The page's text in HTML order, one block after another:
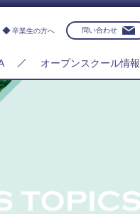
問い合わせ
オープンスクール情報
卒業生の方へ